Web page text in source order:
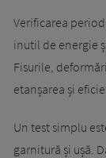
Verificarea
inutil de energie
Fisurile,
etanșarea și
Un test simplu
garnitură și ușă.